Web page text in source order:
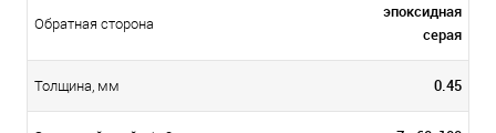
Обратная сторона
эпоксидная
серая
Толщина, мм 0.45